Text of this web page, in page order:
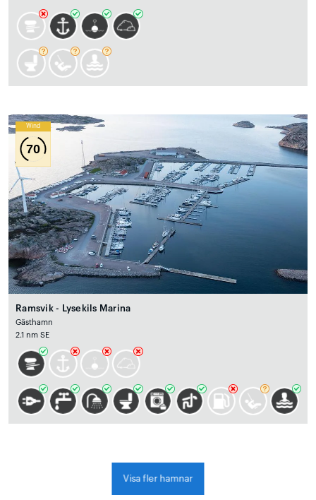
Wind
70
Ramsvik - Lysekils Marina
Gästhamn
2.1 nm SE
Visa fler hamnar